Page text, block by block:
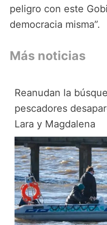
peligro con este
democracia misma”.
Más noticias
Reanudan la
pescadores
Lara y Magdalena